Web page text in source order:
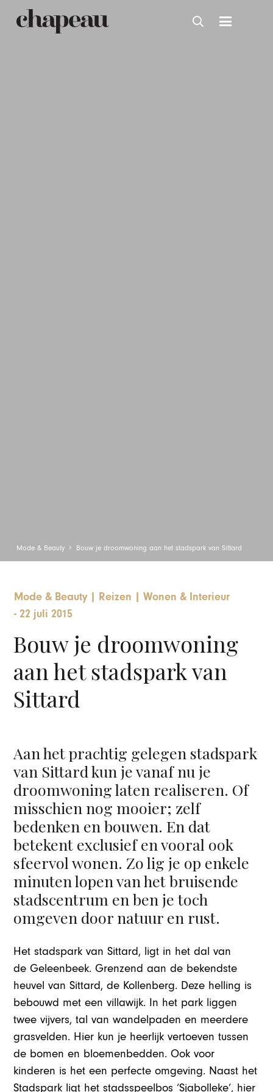
Mode & Beauty Bouw je droomwoning aan het stadspark van Sittard
Mode & Beauty Reizen
Wonen & Interieur
-22 juli 2015
Bouw je droomwoning
aan het stadspark van
Sittard
Aan het prachtig gelegen stadspark
van Sittard kun je vanaf nu je
droomwoning laten realiseren. Of
misschien nog mooier; zelf
bedenken en bouwen. En dat
betekent exclusief en vooral ook
sfeervol wonen. Zo lig je op enkele
minuten lopen van het bruisende
stadscentrum en ben je toch
omgeven door natuur en rust.
Het stadspark van Sittard, ligt in het dal van
de Geleenbeek. Grenzend aan de bekendste
heuvel van Sittard, de Kollenberg. Deze helling is
bebouwd met een villawijk. In het park liggen
twee vijvers, tal van wandelpaden en meerdere
grasvelden. Hier kun je heerlijk vertoeven tussen
de bomen en bloemenbedden. Ook voor
kinderen is het een perfecte omgeving. Naast het
Stadspark ligt het stadsspeelbos ‘Sjabolleke’, hier